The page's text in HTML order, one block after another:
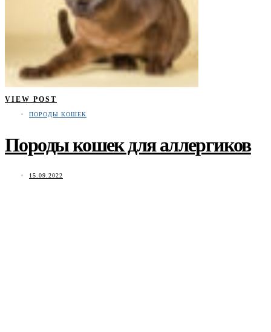
VIEW POST
ПОРОДЫ КОШЕК
Породы кошек для аллергиков
15.09.2022